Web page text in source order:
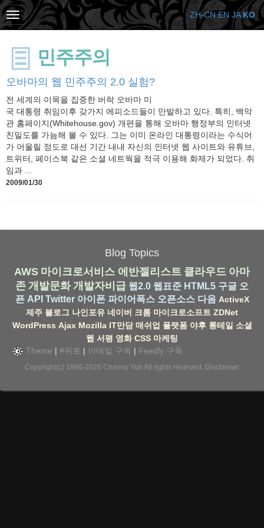
민주주의
오바마의 웹 민주주의 2.0 실험?
전 세계의 이목을 집중한 버락 오바마 미
국 대통령 취임이후 갖가지 에피소드들이 만발하고 있다. 특히, 백악
관 홈페이지(Whitehouse.gov) 개편을 통해 오바마 행정부의 인터넷
친밀도를 가늠해 볼 수 있다. 그는 이미 온라인 대통령이라는 수식어
가 어울릴 정도로 대선 기간 내내 자신의 인터넷 웹 사이트와 유튜브,
트위터, 페이스북 같은 소셜 네트웍을 적극 이용해 화제가 되었다. 취
임과 ...
2009/01/30
Blog Topics
AWS 마이크로서비스 에반젤리스트 클라우드 아마
존 개발문화 개발자비급 웹2.0 웹표준 HTML5 구글 오
픈 API Twitter 아이폰 파이어폭스 오픈소스 다음 ActiveX
제주 블로그 나인포유 네이버 크롬 마이크로소프트 ZDNet
WordPress Ajax Mozilla IT만담 매쉬업 플랫폼 야후 롱테일 소셜
웹 서평 영화 CSS 마케팅
Theme | #위로 | 이메일 구독 | Feedly 구독
Copyright(c) 1996-2026 Channy Yun All rights reserved. Disclaimer
ZH-CN EN JA KO